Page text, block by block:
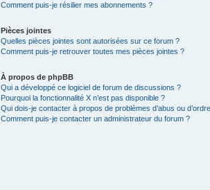
Comment puis-je résilier mes abonnements ?
Pièces jointes
Quelles pièces jointes sont autorisées sur ce forum ?
Comment puis-je retrouver toutes mes pièces jointes ?
À propos de phpBB
Qui a développé ce logiciel de forum de discussions ?
Pourquoi la fonctionnalité X n’est pas disponible ?
Qui dois-je contacter à propos de problèmes d’abus ou
Comment puis-je contacter un administrateur du forum ?